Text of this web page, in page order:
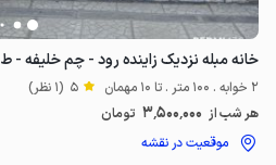
خانه مبله نزدیک زاینده رود - چم خلیفه - ط ۳
2 خوابه . 100 متر . تا 10 مهمان 5 (1 نظر)
هر شب از 3٬500٬000 تومان
موقعیت در نقشه